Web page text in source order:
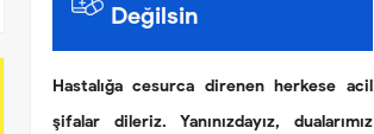
Değilsin
Hastalığa cesurca direnen herkese acil
şifalar dileriz. Yanınızdayız, dualarımız